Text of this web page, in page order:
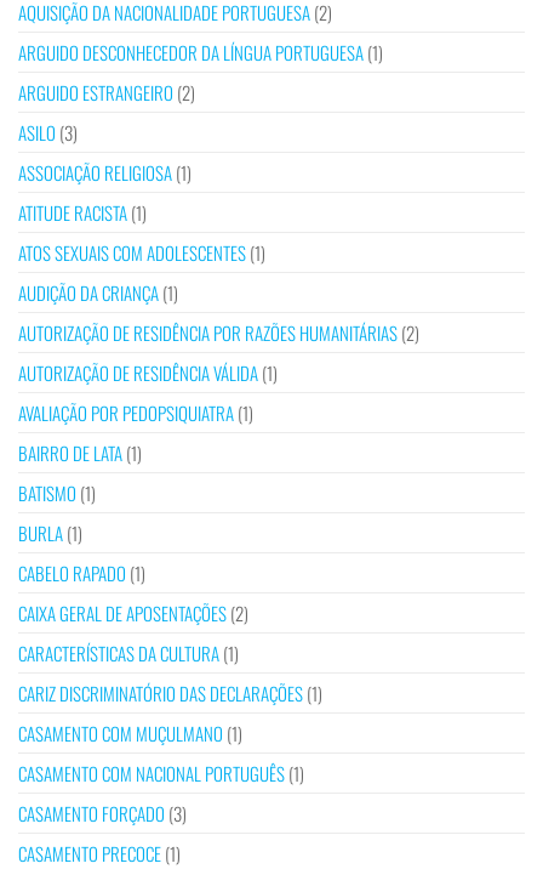
AQUISIÇÃO DA NACIONALIDADE PORTUGUESA(2)
ARGUIDO DESCONHECEDOR DA LÍNGUA PORTUGUESA(1)
ARGUIDO ESTRANGEIRO (2)
ASILO (3)
ASSOCIAÇÃO RELIGIOSA(1)
ATITUDE RACISTA(1)
ATOS SEXUAIS COM ADOLESCENTES(1)
AUDIÇÃO DA CRIANÇA(1)
AUTORIZAÇÃO DE RESIDÊNCIA POR RAZÕES HUMANITÁRIAS(2)
AUTORIZAÇÃO DE RESIDÊNCIA VÁLIDA(1)
AVALIAÇÃO POR PEDOPSIQUIATRA(1)
BAIRRO DE LATA(1)
BATISMO (1)
BURLA(1)
CABELO RAPADO (1)
CAIXA GERAL DE APOSENTAÇÕES(2)
CARACTERÍSTICAS DA CULTURA(1)
CARIZ DISCRIMINATÓRIO DAS DECLARAÇÕES(1)
CASAMENTO COM MUÇULMANO (1)
CASAMENTO COM NACIONAL PORTUGUÊS(1)
CASAMENTO FORÇADO (3)
CASAMENTO PRECOCE(1)